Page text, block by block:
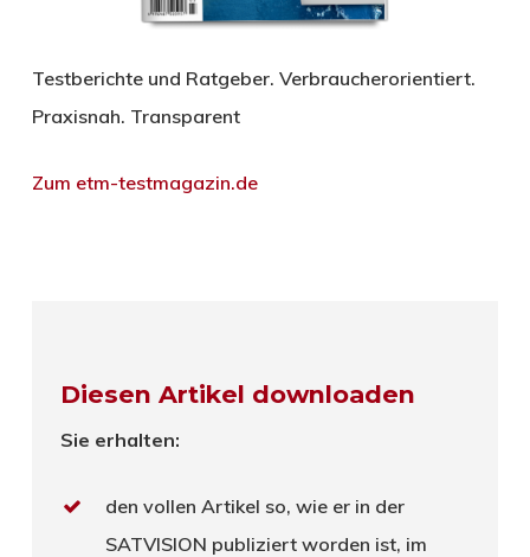
Testberichte und Ratgeber. Verbraucherorientiert.
Praxisnah. Transparent
Zum etm-testmagazin.de
Diesen Artikel downloaden
Sie erhalten:
den vollen Artikel so, wie er in der
SATVISION publiziert worden ist, im